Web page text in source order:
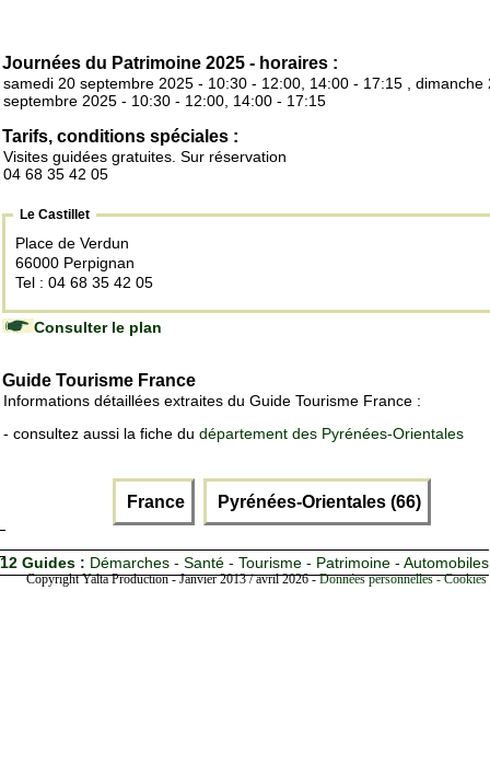
Journées du Patrimoine 2025 - horaires :
samedi 20 septembre 2025 - 10:30 - 12:00, 14:00 - 17:15 , dimanche
septembre 2025 - 10:30 - 12:00, 14:00 - 17:15
Tarifs, conditions spéciales :
Visites guidées gratuites. Sur réservation
04 68 35 42 05
Le Castillet
Place de Verdun
66000 Perpignan
Tel : 04 68 35 42 05
Consulter le plan
Guide Tourisme France
Informations détaillées extraites du Guide Tourisme France :
- consultez aussi la fiche du département des Pyrénées-Orientales
France Pyrénées-Orientales (66)
12 Guides : Démarches - Santé - Tourisme - Patrimoine - Automobiles
Copyright Yalta Production - Janvier 2013 / avril 2026 -Données personnelles -